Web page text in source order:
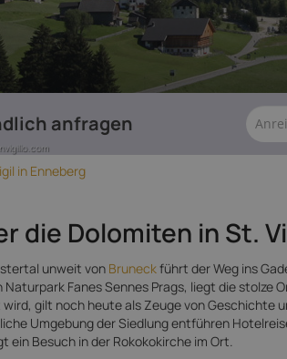
anfragen
in Enneberg
die Dolomiten in St.
unweit von Bruneckführt der Weg ins
Fanes Sennes Prags, liegt die stolze
gilt noch heute als Zeuge von
Umgebung der Siedlung entführen
ein Besuch in der Rokokokirche im Ort.